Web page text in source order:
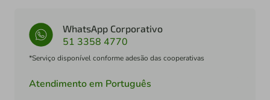
WhatsApp Corporativo
51 3358 4770
*Serviço disponível conforme adesão das cooperativas
Atendimento em Português